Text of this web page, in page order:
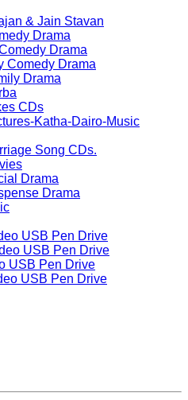
& Jain Stavan
Drama
Drama
Comedy Drama
Drama
CDs
Katha-Dairo-Music
Song CDs.
Drama
Drama
USB Pen Drive
USB Pen Drive
USB Pen Drive
USB Pen Drive